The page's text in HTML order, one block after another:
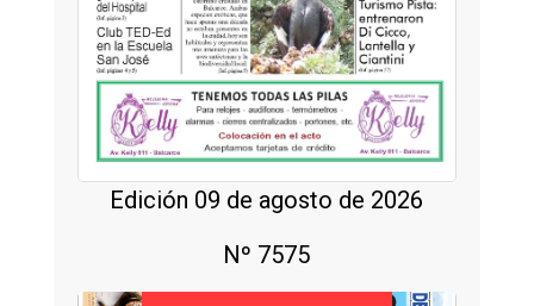
Edición 09 de agosto de 2026
Nº 7575